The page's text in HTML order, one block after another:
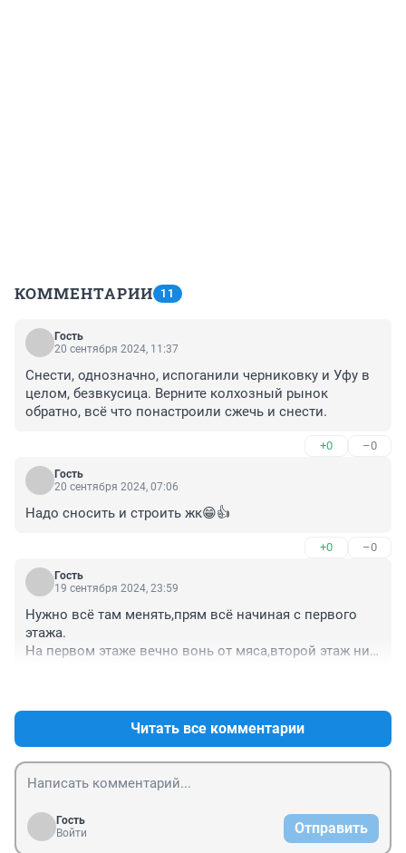
КОММЕНТАРИИ 11
Гость
20 сентября 2024, 11:37
Снести, однозначно, испоганили черниковку и Уфу в
целом, безвкусица. Верните колхозный рынок
обратно, всё что понастроили сжечь и снести.
+0 –0
Гость
20 сентября 2024, 07:06
Надо сносить и строить жк😁👍
+0 –0
Гость
19 сентября 2024, 23:59
Нужно всё там менять,прям всё начиная с первого
этажа.
На первом этаже вечно вонь от мяса,второй этаж ни
Читать все комментарии
Гость
Войти
Отправить